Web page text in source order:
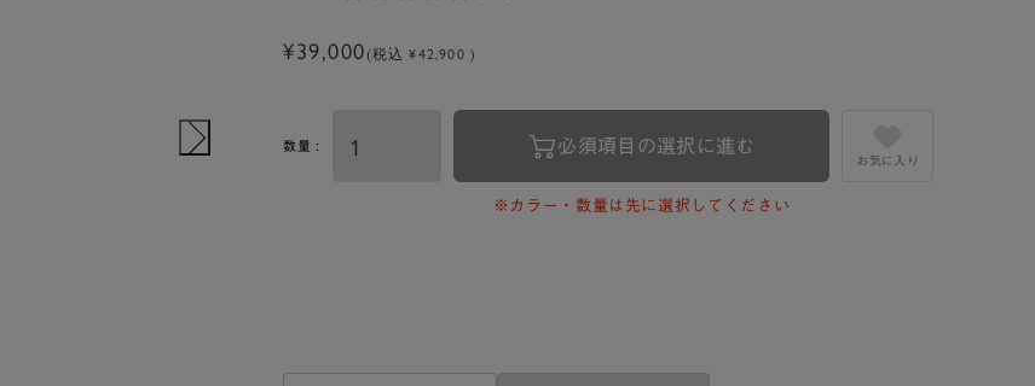
¥39,000(税込 ¥42,900 )
数量 : 必須項目の選択に進む
お気に入り
※カラー・数量は先に選択してください